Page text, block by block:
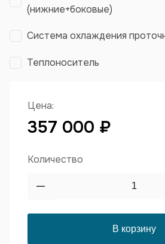
(нижние+боковые)
Система охлаждения
Теплоноситель
Цена:
357 000 ₽
Количество